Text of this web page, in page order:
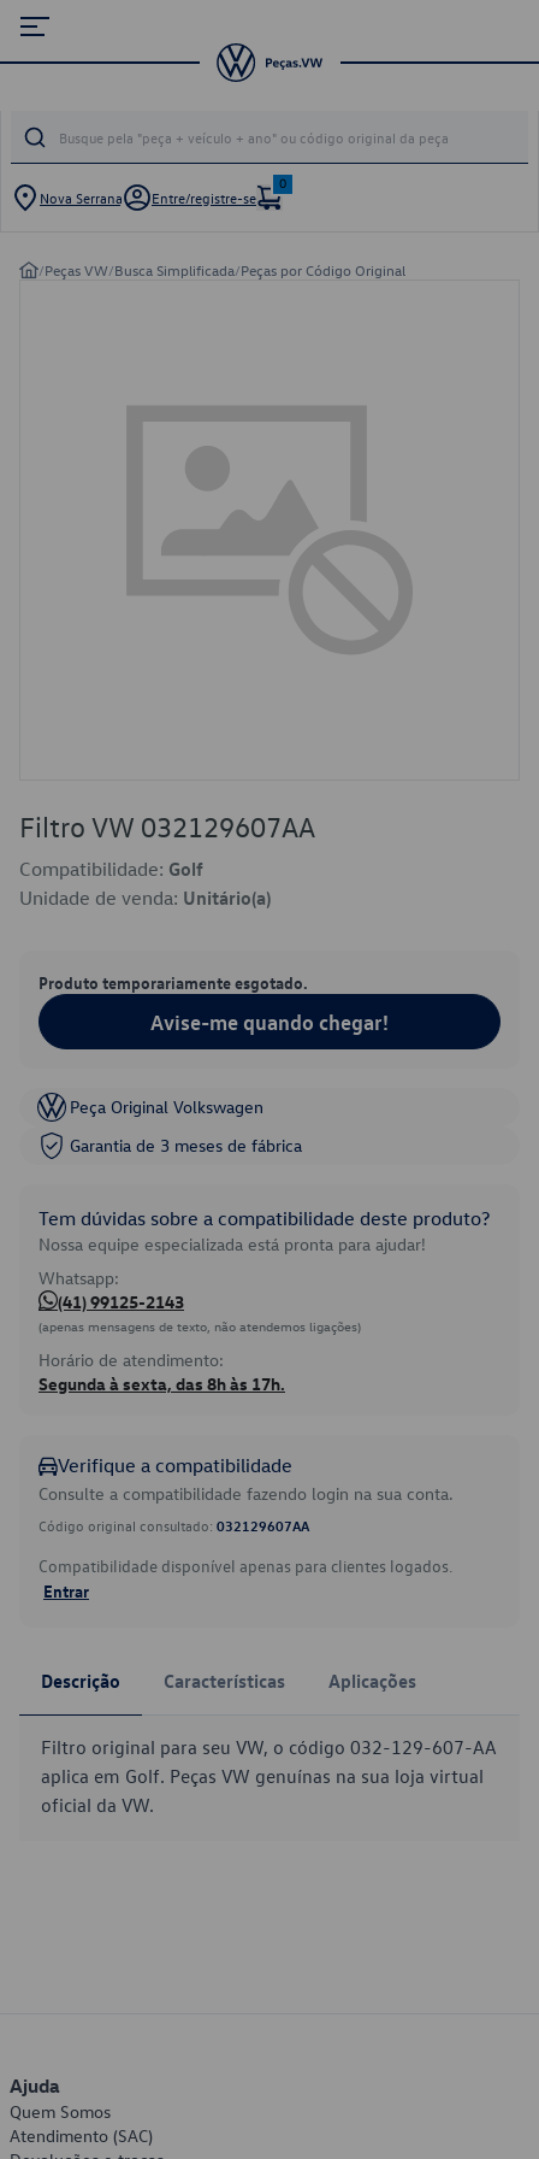
Nova Serrana Entre/registre-se
0
/Peças VW/Busca Simplificada/Peças por Código Original
Filtro VW 032129607AA
Compatibilidade: Golf
Unidade de venda: Unitário(a)
Produto temporariamente esgotado.
Avise-me quando chegar!
Peça Original Volkswagen
Garantia de 3 meses de fábrica
Tem dúvidas sobre a compatibilidade deste produto?
Nossa equipe especializada está pronta para ajudar!
Whatsapp:
(41) 99125-2143
(apenas mensagens de texto, não atendemos ligações)
Horário de atendimento:
Segunda à sexta, das 8h às 17h.
Verifique a compatibilidade
Consulte a compatibilidade fazendo login na sua conta.
Código original consultado: 032129607AA
Compatibilidade disponível apenas para clientes logados.
Entrar
Descrição Características Aplicações
Filtro original para seu VW, o código 032-129-607-AA
aplica em Golf. Peças VW genuínas na sua loja virtual
oficial da VW.
Ajuda
Quem Somos
Atendimento (SAC)